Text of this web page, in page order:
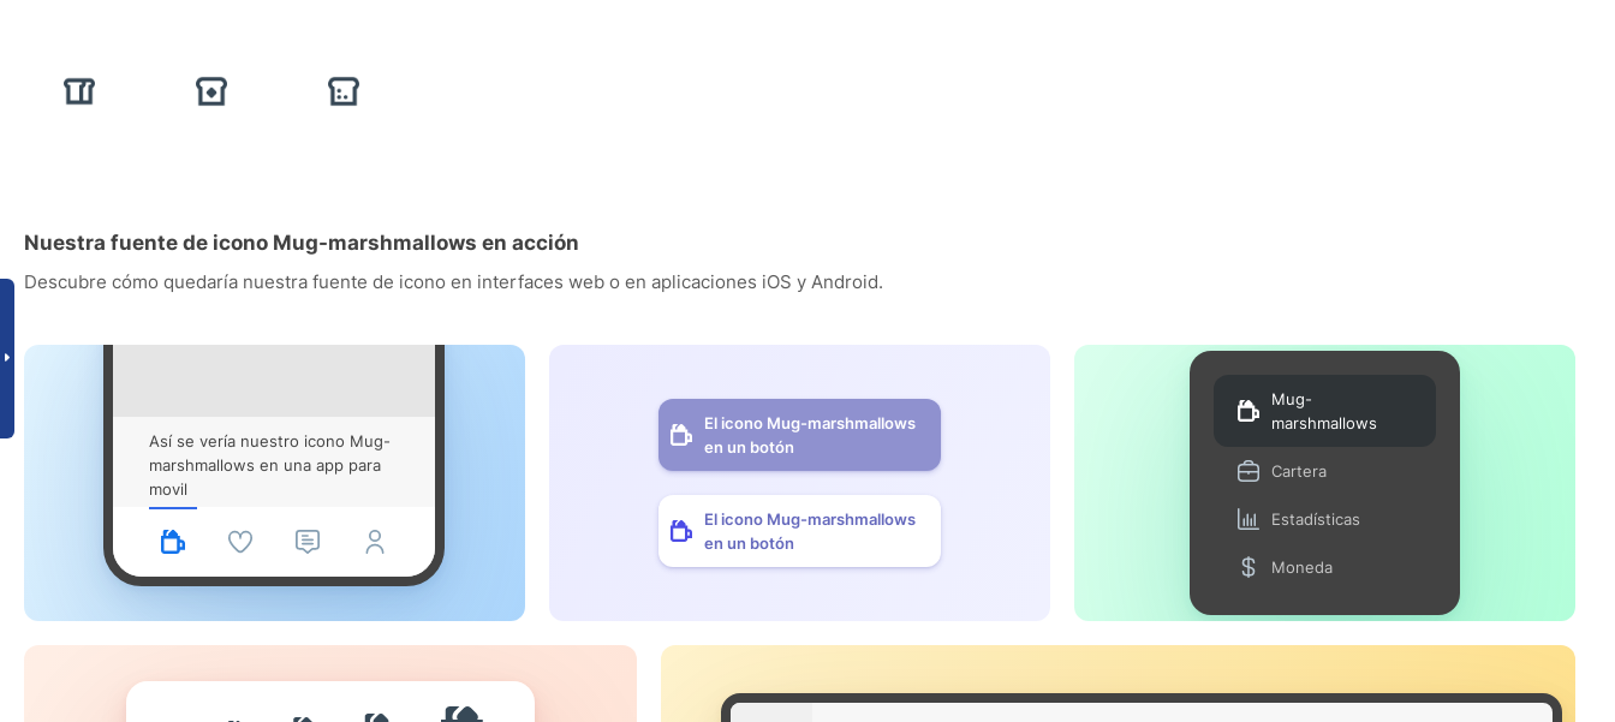
Nuestra fuente de icono Mug-marshmallows en acción
Descubre cómo quedaría nuestra fuente de icono en interfaces web o en aplicaciones iOS y Android.
Así se vería nuestro icono Mug-
marshmallows en una app para
movil
El icono Mug-marshmallows
en un botón
El icono Mug-marshmallows
en un botón
Mug-
marshmallows
Cartera
Estadísticas
Moneda